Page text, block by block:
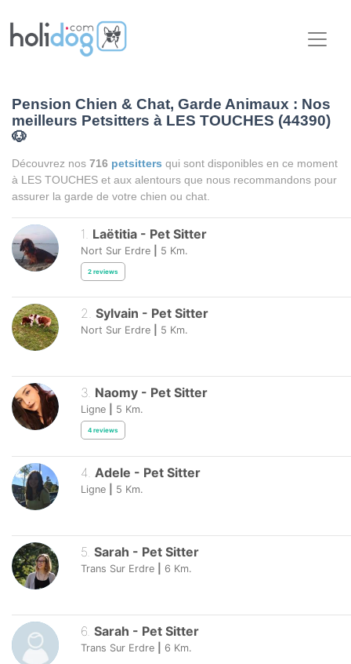
Pension Chien & Chat, Garde Animaux : Nos
meilleurs Petsitters à LES TOUCHES (44390)
🐶
Découvrez nos 716 petsitters qui sont disponibles en ce moment
à LES TOUCHES et aux alentours que nous recommandons pour
assurer la garde de votre chien ou chat.
1. Laëtitia - Pet Sitter
Nort Sur Erdre 5 Km.
2 reviews
2. Sylvain - Pet Sitter
Nort Sur Erdre 5 Km.
3. Naomy - Pet Sitter
Ligne 5 Km.
4 reviews
4 Adele - Pet Sitter
Ligne 5 Km.
5 Sarah - Pet Sitter
Trans Sur Erdre 6 Km.
6. Sarah - Pet Sitter
Trans Sur Erdre 6 Km.